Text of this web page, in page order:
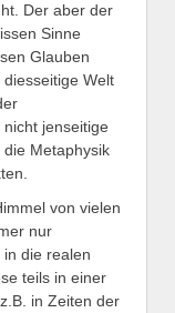
Der aber der
Sinne
Glauben
Welt
jenseitige
Metaphysik
von vielen
nur
die realen
teils in einer
in Zeiten der